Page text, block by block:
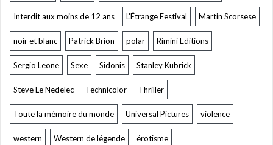
Interdit aux moins de 12 ans L’Étrange Festival Martin Scorsese
noir et blanc Patrick Brion polar Rimini Editions
Sergio Leone Sexe Sidonis Stanley Kubrick
Steve Le Nedelec Technicolor Thriller
Toute la mémoire du monde Universal Pictures violence
western Western de légende érotisme